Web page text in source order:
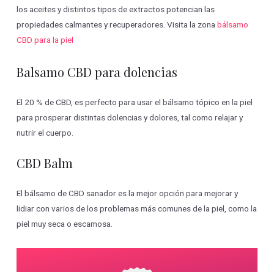
los aceites y distintos tipos de extractos potencian las
propiedades calmantes y recuperadores. Visita la zonabálsamo
CBD para la piel
Balsamo CBD para dolencias
El 20 % de CBD, es perfecto para usar el bálsamo tópico en la piel
para prosperar distintas dolencias y dolores, tal como relajar y
nutrir el cuerpo.
CBD Balm
El bálsamo de CBD sanador es la mejor opción para mejorar y
lidiar con varios de los problemas más comunes de la piel, como la
piel muy seca o escamosa.